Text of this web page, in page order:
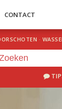
CONTACT
·